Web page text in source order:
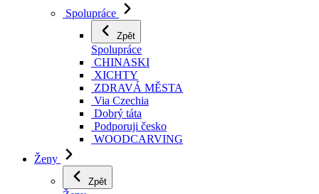
Spolupráce
Zpět
Spolupráce
CHINASKI
XICHTY
ZDRAVÁ MĚSTA
Via Czechia
Dobrý táta
Podporuji česko
WOODCARVING
Ženy
Zpět